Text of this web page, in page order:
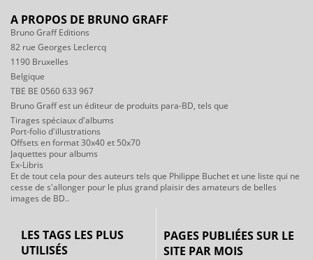
A PROPOS DE BRUNO GRAFF
Bruno Graff Editions
82 rue Georges Leclercq
1190 Bruxelles
Belgique
TBE BE 0560 633 967
Bruno Graff est un éditeur de produits para-BD, tels que
Tirages spéciaux d'albums
Port-folio d'illustrations
Offsets en format 30x40 et 50x70
Jaquettes pour albums
Ex-Libris
Et de tout cela pour des auteurs tels que Philippe Buchet et une liste qui ne
cesse de s'allonger pour le plus grand plaisir des amateurs de belles
images de BD..
LES TAGS LES PLUS
UTILISÉS
PAGES PUBLIÉES SUR LE
SITE PAR MOIS